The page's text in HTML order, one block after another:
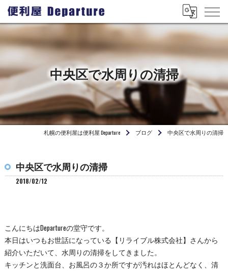
中央区で水周りの清掃
札幌の便利屋は便利屋 Departure ブログ 中央区で水周りの清掃
中央区で水周りの清掃
2018/02/12
こんにちはDepartureの堂守です。
本日はいつもお世話になっている【リライブル株式会社】さんから
紹介いただいて、水周りの清掃をしてきました。
キッチンと洗面台、お風呂の３か所ですが汚れはほとんどなく、清